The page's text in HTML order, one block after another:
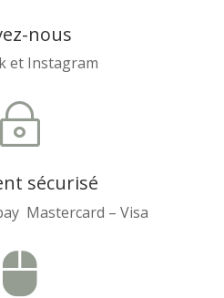
nous
et Instagram
~
sécurisé
Mastercard – Visa
